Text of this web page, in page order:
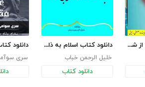
دانلود کتاب فاصله از شیعه تا شیعه دانلود کتاب اسلام به ذات خود ندارد عیبی
خلیل الرحمن خباب
دانلود کتاب
دانلود